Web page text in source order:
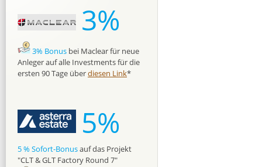
3%
3% Bonus bei Maclear für neue
Anleger auf alle Investments für die
ersten 90 Tage überdiesen Link*
5%
5 % Sofort-Bonusauf das Projekt
"CLT & GLT Factory Round 7"